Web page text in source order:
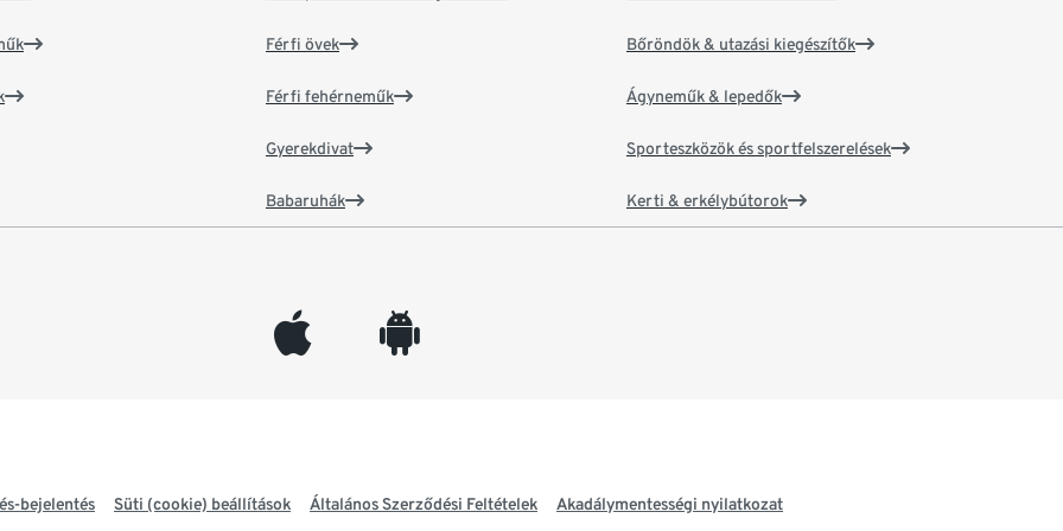
Férfi övek
Férfi fehérneműk
Gyerekdivat
Babaruhák
Bőröndök & utazási kiegészítők
Ágyneműk & lepedők
Sporteszközök és sportfelszerelések
Kerti & erkélybútorok
appleinc android
bejelentés Süti (cookie) beállítások Általános Szerződési Feltételek Akadálymentességi nyilatkozat